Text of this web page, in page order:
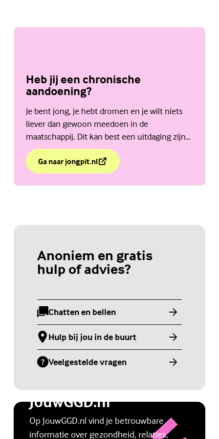
Heb jij een chronische
aandoening?
Je bent jong, je hebt dromen en je wilt niets
liever dan gewoon meedoen in de
maatschappij. Dit kan best een uitdaging zijn
als je een chronische aandoening hebt. Bij
JongPIT helpen ze je graag. Ga naar jongpit.nl.
Ga naar jongpit.nl
over Heb jij een chronische aandoening?
(Externe link)
Anoniem en gratis
hulp of advies?
Chatten en bellen
(Externe link)
Hulp bij jou in de buurt
(Externe link)
Veelgestelde vragen
(Externe link)
Jongerenwebsite
JouwGGD.nl
Op JouwGGD.nl vind je betrouwbare
informatie over gezondheid, relaties,